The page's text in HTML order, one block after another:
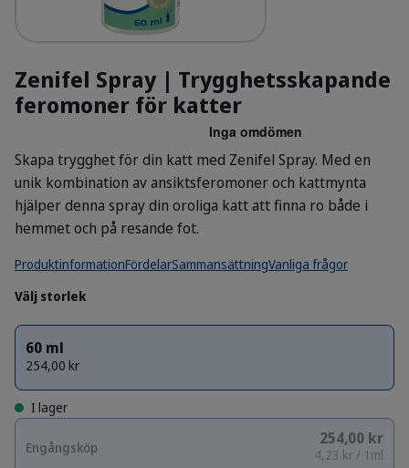
Zenifel Spray | Trygghetsskapande
feromoner för katter
Skapa trygghet för din katt med Zenifel Spray. Med en
unik kombination av ansiktsferomoner och kattmynta
hjälper denna spray din oroliga katt att finna ro både i
hemmet och på resande fot.
ProduktinformationFördelarSammansättningVanliga frågor
Välj storlek
60 ml
254,00 kr
I lager
Engångsköp 254,00 kr
4,23 kr / 1ml